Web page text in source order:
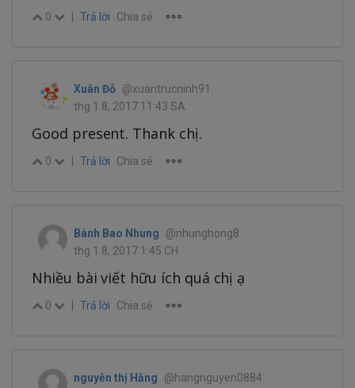
0 Trả lời Chia sẻ
Xuân Đỗ @xuantrucninh91
thg 1 8, 2017 11:43 SA
Good present. Thank chị.
0 Trả lời Chia sẻ
Bánh Bao Nhung
@nhunghong8
thg 1 8, 2017 1:45 CH
Nhiều bài viết hữu ích quá chị ạ
0 Trả lời Chia sẻ
nguyễn thị Hằng
@hangnguyen0884